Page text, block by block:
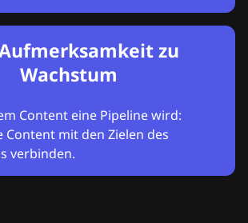
zu
Wachstum
Content eine Pipeline wird:
Content mit den Zielen des
verbinden.